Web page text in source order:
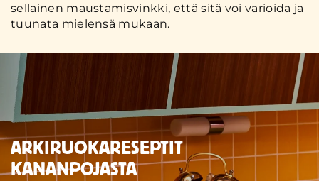
sellainen maustamisvinkki, että sitä voi varioida ja
tuunata mielensä mukaan.
ARKIRUOKARESEPTIT
KANANPOJASTA